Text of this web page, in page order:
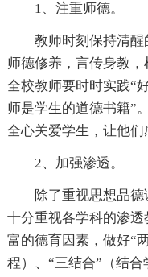
1、注重师德。
教师时刻保持清
师德修养，言传身教，
全校教师要时时实践“
师是学生的道德书籍”
全心关爱学生，让他们
2、加强渗透。
除了重视思想品
十分重视各学科的渗
富的德育因素，做好“
程）、“三结合”（结